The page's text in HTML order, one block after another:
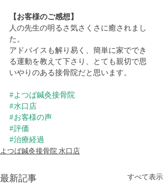
【お客様のご感想】
人の先生の明るさ気さくさに癒されまし
た。
アドバイスも解り易く、簡単に家ででき
る運動を教えて下さり、とても親切で思
いやりのある接骨院だと思います。
#よつば鍼灸接骨院
#水口店
#お客様の声
#評価
#治療経過
よつば鍼灸接骨院 水口店
最新記事 すべて表示